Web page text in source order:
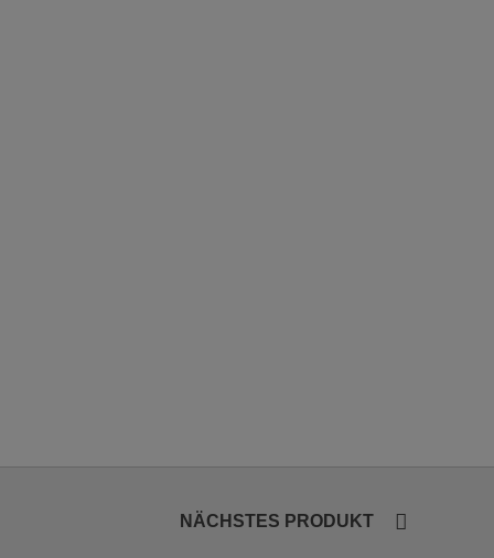
NÄCHSTES PRODUKT